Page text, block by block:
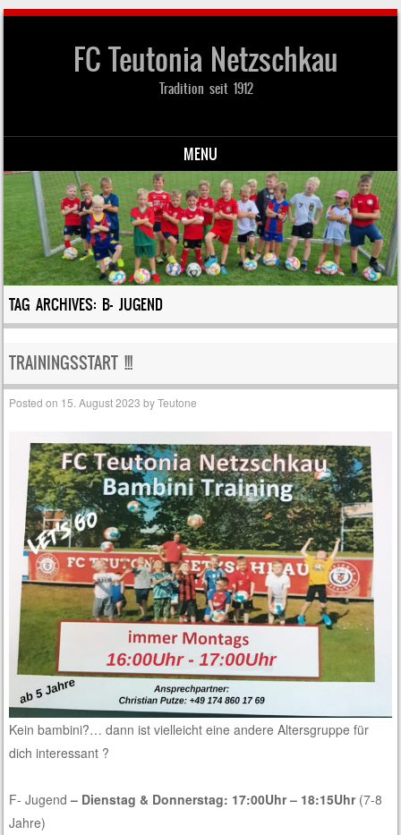
FC Teutonia Netzschkau
Tradition seit 1912
MENU
Skip to content
TAG ARCHIVES: B- JUGEND
TRAININGSSTART !!!
Posted on 15. August 2023 byTeutone
Kein bambini?… dann ist vielleicht eine andere Altersgruppe für
dich interessant ?
F- Jugend– Dienstag & Donnerstag: 17:00Uhr – 18:15Uhr(7-8
Jahre)